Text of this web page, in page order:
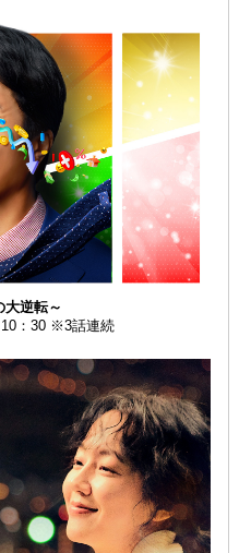
大逆転～
10：30 ※3話連続